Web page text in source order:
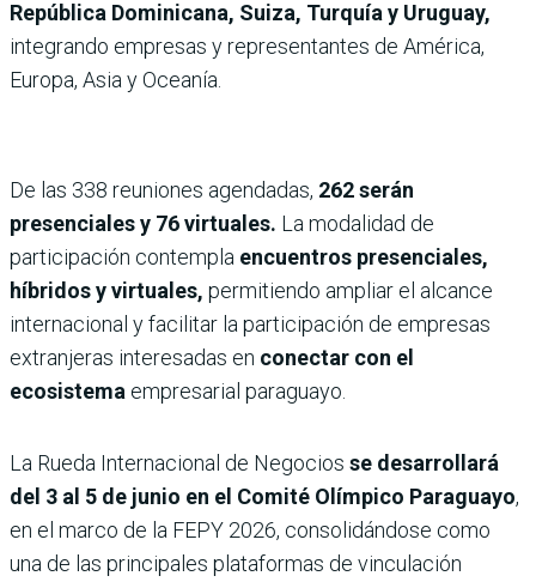
República Dominicana, Suiza, Turquía y Uruguay,
integrando empresas y representantes de América,
Europa, Asia y Oceanía.
De las 338 reuniones agendadas, 262 serán
presenciales y 76 virtuales. La modalidad de
participación contempla encuentros presenciales,
híbridos y virtuales, permitiendo ampliar el alcance
internacional y facilitar la participación de empresas
extranjeras interesadas en conectar con el
ecosistema empresarial paraguayo.
La Rueda Internacional de Negocios se desarrollará
del 3 al 5 de junio en el Comité Olímpico Paraguayo,
en el marco de la FEPY 2026, consolidándose como
una de las principales plataformas de vinculación